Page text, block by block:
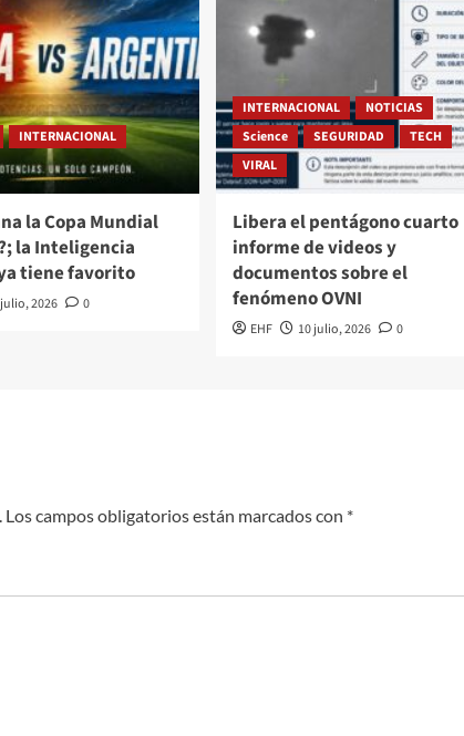
INTERNACIONAL
la Copa Mundial
la Inteligencia
tiene favorito
2026 0
INTERNACIONAL
NOTICIAS
Science
SEGURIDAD
TECH
VIRAL
Libera el pentágono cuarto
informe de videos y
documentos sobre el
fenómeno OVNI
EHF 10 julio, 2026 0
Los campos obligatorios están marcados con *